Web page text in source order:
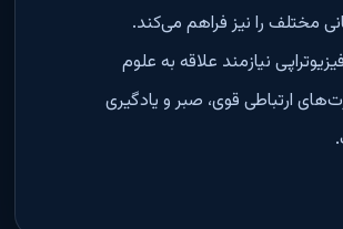
مختلف را نیز فراهم می‌کند.
نیازمند علاقه به علوم
ارتباطی قوی، صبر و یادگیری